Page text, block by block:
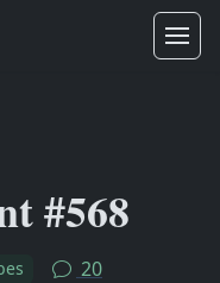
#568
20